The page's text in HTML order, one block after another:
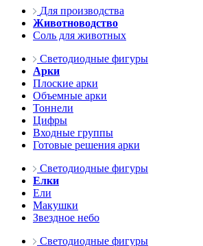
Для производства
Животноводство
Соль для животных
Светодиодные фигуры
Арки
Плоские арки
Объемные арки
Тоннели
Цифры
Входные группы
Готовые решения арки
Светодиодные фигуры
Елки
Ели
Макушки
Звездное небо
Светодиодные фигуры